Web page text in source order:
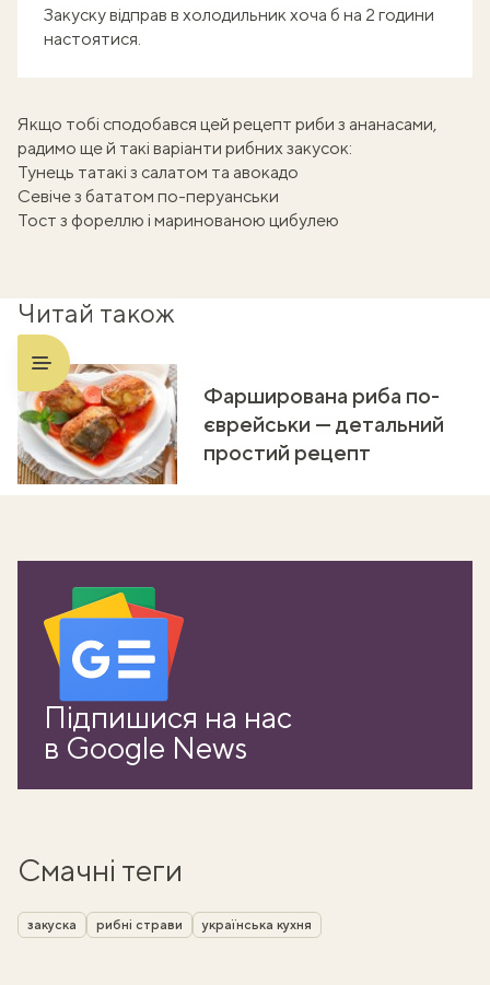
Закуску відправ в холодильник хоча б на 2 години
настоятися.
Якщо тобі сподобався цей рецепт риби з ананасами,
радимо ще й такі варіанти рибних закусок:
Тунець татакі з салатом та авокадо
Севіче з бататом по-перуанськи
Тост з фореллю і маринованою цибулею
Читай також
Фарширована риба по-
єврейськи — детальний
простий рецепт
Підпишися на нас
в Google News
Смачні теги
закуска рибні страви українська кухня